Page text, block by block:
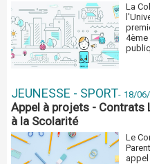
La
JEUNESSE - SPORT- 18/
Appel à projets - Contrats
à la Scolarité
Le
appel